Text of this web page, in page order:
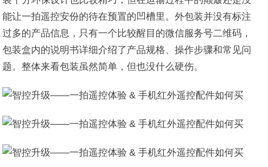
能让一拍遥控安份的待在预置的凹槽里。外包装并没有标注
过多的产品信息，只有一个比较醒目的微信服务号二维码，
包装盒内的说明书详细介绍了产品规格、操作步骤和常见问
题。整体来看包装虽然简单，但也没什么硬伤。